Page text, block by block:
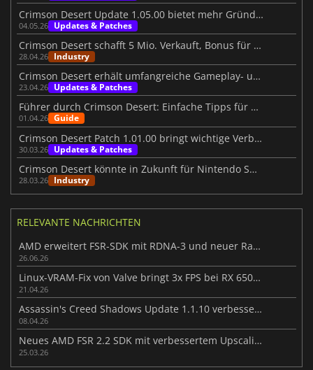
Crimson Desert Update 1.05.00 bietet mehr Gründe zur Rückkehr
04.05.26 Updates & Patches
Crimson Desert schafft 5 Mio. Verkauft, Bonus für Mitarbeiter
28.04.26 Industry
Crimson Desert erhält umfangreiche Gameplay- und Grafikverbesserungen
23.04.26 Updates & Patches
Führer durch Crimson Desert: Einfache Tipps für eine bessere Reise
01.04.26 Guide
Crimson Desert Patch 1.01.00 bringt wichtige Verbesserungen
30.03.26 Updates & Patches
Crimson Desert könnte in Zukunft für Nintendo Switch 2 erscheinen
28.03.26 Industry
RELEVANTE NACHRICHTEN
AMD erweitert FSR-SDK mit RDNA-3 und neuer Ray-Regeneration
26.06.26
Linux-VRAM-Fix von Valve bringt 3x FPS bei RX 6500 XT-Spielen
21.04.26
Assassin's Creed Shadows Update 1.1.10 verbessert das Gameplay
08.04.26
Neues AMD FSR 2.2 SDK mit verbessertem Upscaling vorgestellt
25.03.26